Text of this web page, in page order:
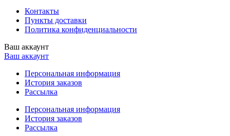
Контакты
Пункты доставки
Политика конфиденциальности
Ваш аккаунт
Ваш аккаунт
Персональная информация
История заказов
Рассылка
Персональная информация
История заказов
Рассылка